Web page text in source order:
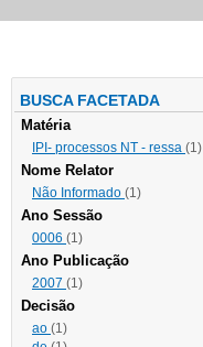
BUSCA FACETADA
Matéria
IPI- processos NT - ressa (1)
Nome Relator
Não Informado (1)
Ano Sessão
0006 (1)
Ano Publicação
2007 (1)
Decisão
ao (1)